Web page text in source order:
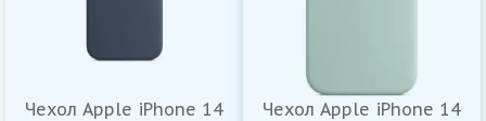
Чехол Apple iPhone 14
Чехол Apple iPhone 14